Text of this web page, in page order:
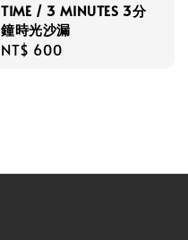
TIME / 3 MINUTES 3分
鐘時光沙漏
Regular
NT$ 600